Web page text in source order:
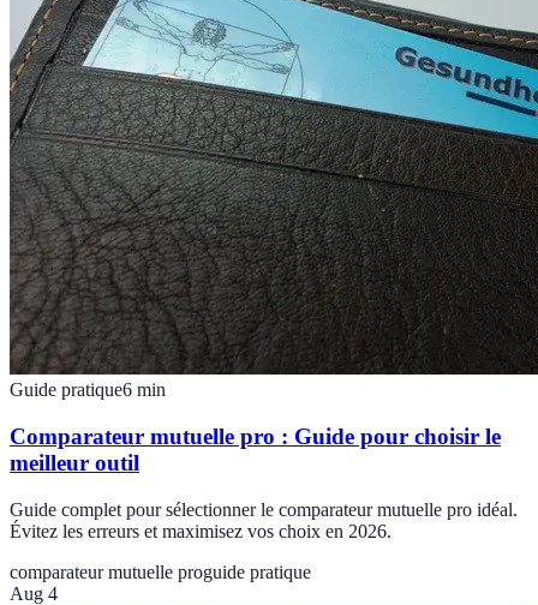
Guide pratique6 min
Comparateur mutuelle pro : Guide pour choisir le
meilleur outil
Guide complet pour sélectionner le comparateur mutuelle pro idéal.
Évitez les erreurs et maximisez vos choix en 2026.
comparateur mutuelle proguide pratique
Aug 4